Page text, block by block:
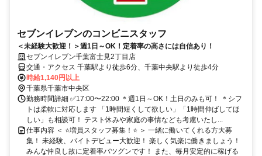
セブンイレブンのコンビニスタッフ
＜未経験大歓迎！＞週1日～OK！定着率の高さには自信あり！
セブンイレブン千葉富士見2丁目店
交通・アクセス 千葉駅より徒歩6分、千葉中央駅より徒歩4分
時給1,140円以上
千葉県千葉市中央区
勤務時間詳細 ✅17:00〜22:00 ＊週1日～OK！土日のみも可！ ＊シフ
トは柔軟に対応します 「1時間短くして欲しい」「1時間伸ばしてほ
しい」も相談可！ テスト休みや家庭の事情なども考慮いたし...
仕事内容 ＜ ⭐増員スタッフ募集！⭐ ＞ 一緒に働いてくれる方大募
集！ 未経験、バイトデビュー大歓迎！ 楽しく気楽に働きましょう！
みんな仲良し故に定着率バツグンです！ また、毎月安定的に稼げる